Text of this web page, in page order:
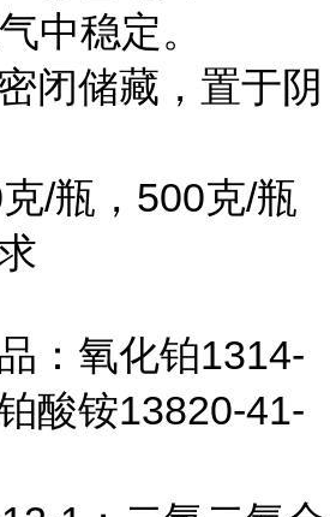
中稳定。
闭储藏，置于阴
/瓶，500克/瓶
：氧化铂1314-
酸铵13820-41-